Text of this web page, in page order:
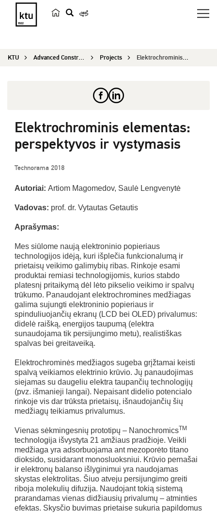
r
KTU Advanced Construction and Architecture 2020 Projects Elektrochrominis elementas: perspektyvos ir vyst...
Elektrochrominis elementas:
perspektyvos ir vystymasis
Technorama 2018
Autoriai: Artiom Magomedov, Saulė Lengvenytė
Vadovas: prof. dr. Vytautas Getautis
Aprašymas:
Mes siūlome naują elektroninio popieriaus
technologijos idėją, kuri išplečia funkcionalumą ir
prietaisų veikimo galimybių ribas. Rinkoje esami
produktai remiasi technologijomis, kurios stabdo
platesnį pritaikymą dėl lėto pikselio veikimo ir spalvų
trūkumo. Panaudojant elektrochromines medžiagas
galima sujungti elektroninio popieriaus ir
spinduliuojančių ekranų (LCD bei OLED) privalumus:
didelė raišką, energijos taupumą (elektra
sunaudojama tik persijungimo metu), realistiškas
spalvas bei greitaveiką.
Elektrochrominės medžiagos sugeba grįžtamai keisti
spalvą veikiamos elektrinio krūvio. Jų panaudojimas
siejamas su daugeliu elektra taupančių technologijų
(pvz. išmanieji langai). Nepaisant didelio potencialo
rinkoje vis dar trūksta prietaisų, išnaudojančių šių
medžiagų teikiamus privalumus.
Vienas sėkmingesnių prototipų – NanochromicsTM
technologija išvystyta 21 amžiaus pradžioje. Veikli
medžiaga yra adsorbuojama ant mezoporėto titano
dioksido, susidarant monosluoksniui. Krūvio pernašai
ir elektronų balanso išlyginimui yra naudojamas
skystas elektrolitas. Šiuo atveju persijungimo greiti
riboja molekulių difuzija. Naudojant tokią sistemą
prarandamas vienas didžiausių privalumų – atminties
efektas. Skysčio buvimas prietaise sukuria papildomus